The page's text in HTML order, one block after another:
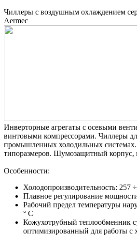
Чиллеры с воздушным охлаждением
Aermec
Инверторные агрегаты с осевыми
винтовыми компрессорами. Чиллеры
промышленных холодильных
типоразмеров. Шумозащитный корпус,
Особенности:
Холодопроизводительность: 257
Плавное регулирование
Рабочий предел температуры
° C
Кожухотрубный теплообменник
оптимизированный для работы с